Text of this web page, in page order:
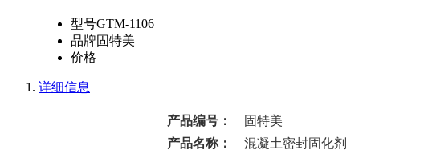
型号GTM-1106
品牌固特美
价格
详细信息
产品编号：
固特美
产品名称：
混凝土密封固化剂